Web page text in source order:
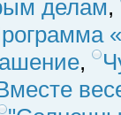
делам,
,